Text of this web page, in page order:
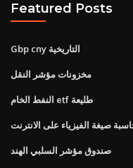
Featured Posts
Gbp cny التاريخية
مخزونات مؤشر النقل
النفط الخام etf طليعة
صيغة الفيزياء على الانترنت
صندوق مؤشر السلبي الهند